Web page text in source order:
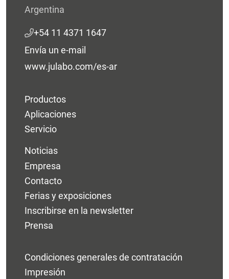
Argentina
+54 11 4371 1647
Envía un e-mail
www.julabo.com/es-ar
Productos
Aplicaciones
Servicio
Noticias
Empresa
Contacto
Ferias y exposiciones
Inscribirse en la newsletter
Prensa
Condiciones generales de contratación
Impresión